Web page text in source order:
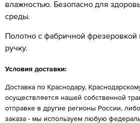
влажностью. Безопасно для
среды.
Полотно с фабричной фрезеровкой
ручку.
Условия доставки:
Доставка по Краснодару,
осуществляется нашей собственной
отправке в другие регионы России,
заказа - мы используем любую